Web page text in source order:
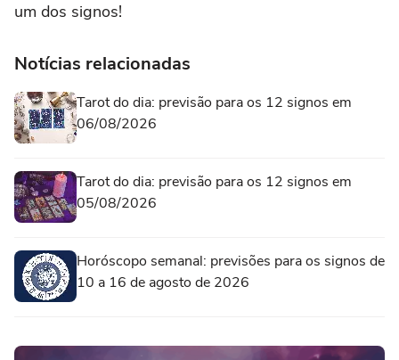
um dos signos!
Notícias relacionadas
Tarot do dia: previsão para os 12 signos em
06/08/2026
Tarot do dia: previsão para os 12 signos em
05/08/2026
Horóscopo semanal: previsões para os signos de
10 a 16 de agosto de 2026